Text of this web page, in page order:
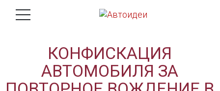
КОНФИСКАЦИЯ
АВТОМОБИЛЯ ЗА